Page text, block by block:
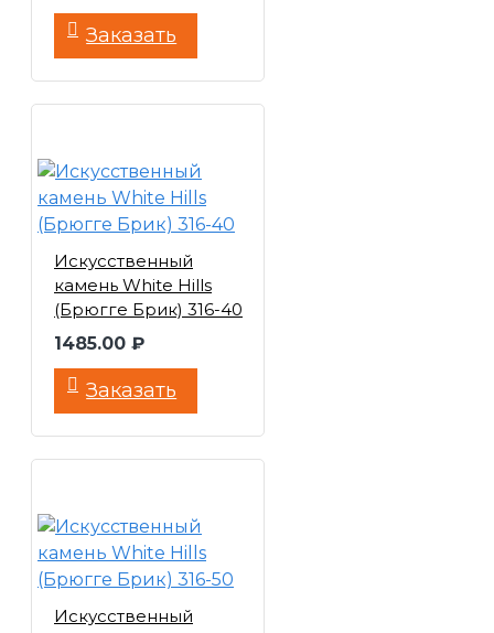
Заказать
Искусственный
камень White Hills
(Брюгге Брик) 316-40
1485.00 ₽
Заказать
Искусственный